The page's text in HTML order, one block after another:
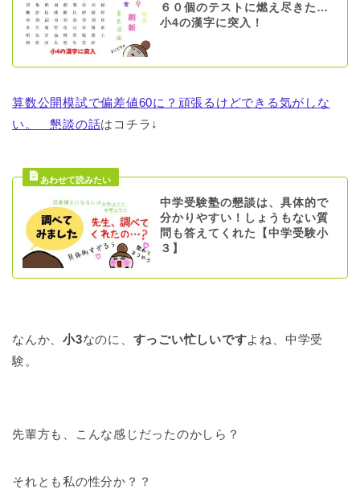
６０個のテストに燃え尽きた…
小4の漢字に突入！
算数公開模試で偏差値60に？頑張るけどできる気がしな
い。 懇談の話はコチラ↓
中学受験塾の懇談は、具体的で
分かりやすい！しょうもない質
問も答えてくれた【中学受験小
３】
なんか、小3なのに、 すっごい忙しいですよね、中学受
験。
先輩方も、こんな感じだったのかしら？
それとも私の性分か？？